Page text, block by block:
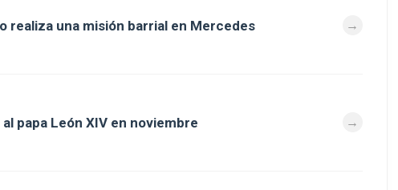
realiza una misión barrial en Mercedes
papa León XIV en noviembre